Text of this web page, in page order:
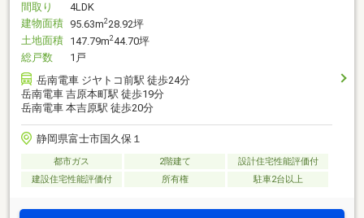
間取り
4LDK
建物面積 95.63m228.92坪
土地面積 147.79m244.70坪
総戸数
1戸
岳南電車 ジヤトコ前駅 徒歩24分
岳南電車 吉原本町駅 徒歩19分
岳南電車 本吉原駅 徒歩20分
静岡県富士市国久保１
都市ガス 2階建て
設計住宅性能評価付
建設住宅性能評価付
所有権 駐車2台以上